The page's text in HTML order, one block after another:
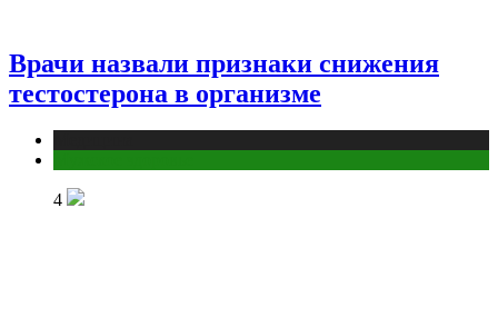
Врачи назвали признаки снижения
тестостерона в организме
4